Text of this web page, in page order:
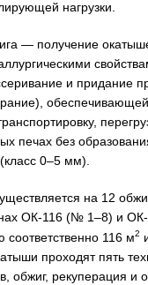
нагрузки.
— получение
и придание
обеспечивающей
печах без
0–5 мм).
на 12
ОК-116 (№ 1–8) и
116 м2
проходят пять
обжиг, рекуперация и